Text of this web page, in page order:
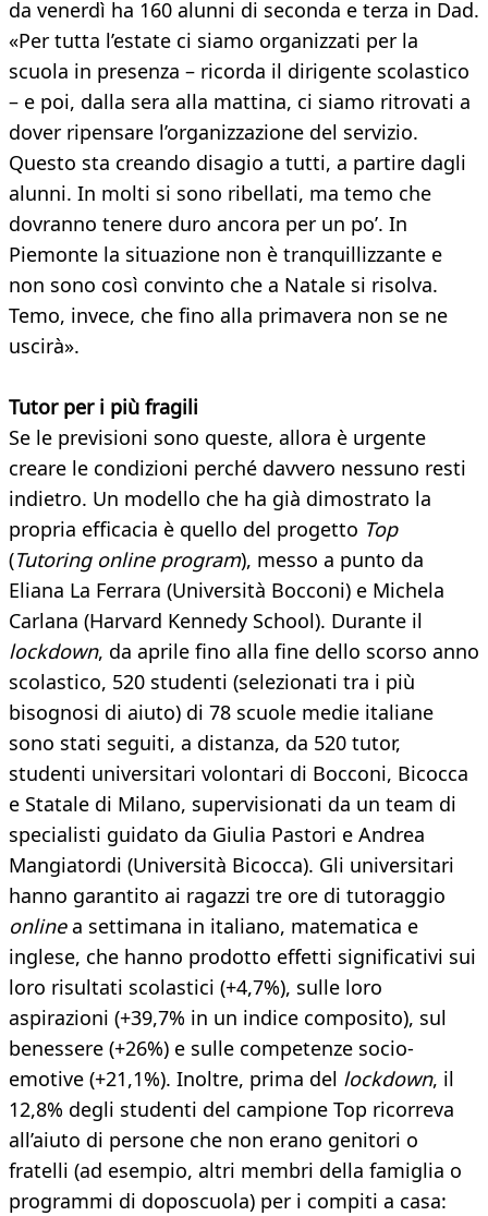
da venerdì ha 160 alunni di seconda e terza in Dad.
«Per tutta l’estate ci siamo organizzati per la
scuola in presenza – ricorda il dirigente scolastico
– e poi, dalla sera alla mattina, ci siamo ritrovati a
dover ripensare l’organizzazione del servizio.
Questo sta creando disagio a tutti, a partire dagli
alunni. In molti si sono ribellati, ma temo che
dovranno tenere duro ancora per un po’. In
Piemonte la situazione non è tranquillizzante e
non sono così convinto che a Natale si risolva.
Temo, invece, che fino alla primavera non se ne
uscirà».
Tutor per i più fragili
Se le previsioni sono queste, allora è urgente
creare le condizioni perché davvero nessuno resti
indietro. Un modello che ha già dimostrato la
propria efficacia è quello del progetto Top
(Tutoring online program), messo a punto da
Eliana La Ferrara (Università Bocconi) e Michela
Carlana (Harvard Kennedy School). Durante il
lockdown, da aprile fino alla fine dello scorso anno
scolastico, 520 studenti (selezionati tra i più
bisognosi di aiuto) di 78 scuole medie italiane
sono stati seguiti, a distanza, da 520 tutor,
studenti universitari volontari di Bocconi, Bicocca
e Statale di Milano, supervisionati da un team di
specialisti guidato da Giulia Pastori e Andrea
Mangiatordi (Università Bicocca). Gli universitari
hanno garantito ai ragazzi tre ore di tutoraggio
onlinea settimana in italiano, matematica e
inglese, che hanno prodotto effetti significativi sui
loro risultati scolastici (+4,7%), sulle loro
aspirazioni (+39,7% in un indice composito), sul
benessere (+26%) e sulle competenze socio-
emotive (+21,1%). Inoltre, prima del lockdown, il
12,8% degli studenti del campione Top ricorreva
all’aiuto di persone che non erano genitori o
fratelli (ad esempio, altri membri della famiglia o
programmi di doposcuola) per i compiti a casa: